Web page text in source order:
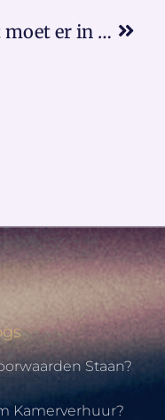
Wat moet er in algemene voorwaarden staan?
Staan?
Kamerverhuur?